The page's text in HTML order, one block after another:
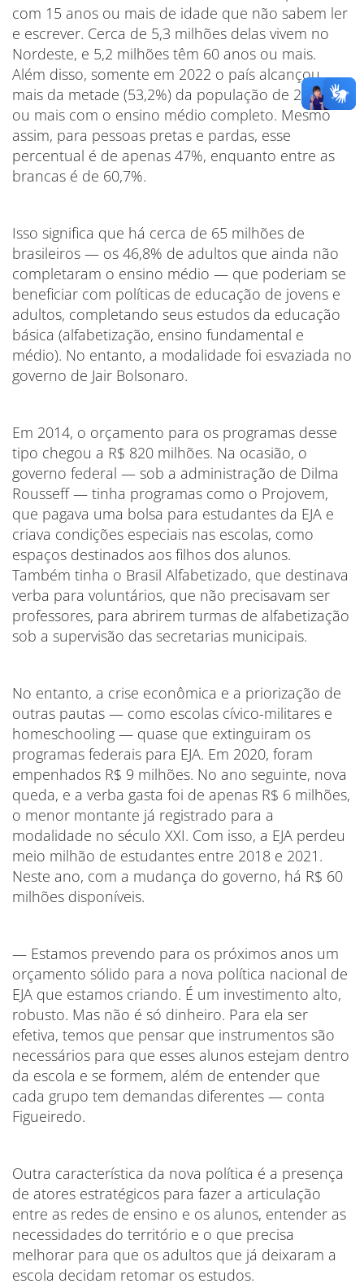
com 15 anos ou mais de idade que não sabem ler
e escrever. Cerca de 5,3 milhões delas vivem no
Nordeste, e 5,2 milhões têm 60 anos ou mais.
Além disso, somente em 2022 o país alcançou
mais da metade (53,2%) da população de 25 anos
ou mais com o ensino médio completo. Mesmo
assim, para pessoas pretas e pardas, esse
percentual é de apenas 47%, enquanto entre as
brancas é de 60,7%.
Isso significa que há cerca de 65 milhões de
brasileiros — os 46,8% de adultos que ainda não
completaram o ensino médio — que poderiam se
beneficiar com políticas de educação de jovens e
adultos, completando seus estudos da educação
básica (alfabetização, ensino fundamental e
médio). No entanto, a modalidade foi esvaziada no
governo de Jair Bolsonaro.
Em 2014, o orçamento para os programas desse
tipo chegou a R$ 820 milhões. Na ocasião, o
governo federal — sob a administração de Dilma
Rousseff — tinha programas como o Projovem,
que pagava uma bolsa para estudantes da EJA e
criava condições especiais nas escolas, como
espaços destinados aos filhos dos alunos.
Também tinha o Brasil Alfabetizado, que destinava
verba para voluntários, que não precisavam ser
professores, para abrirem turmas de alfabetização
sob a supervisão das secretarias municipais.
No entanto, a crise econômica e a priorização de
outras pautas — como escolas cívico-militares e
homeschooling — quase que extinguiram os
programas federais para EJA. Em 2020, foram
empenhados R$ 9 milhões. No ano seguinte, nova
queda, e a verba gasta foi de apenas R$ 6 milhões,
o menor montante já registrado para a
modalidade no século XXI. Com isso, a EJA perdeu
meio milhão de estudantes entre 2018 e 2021.
Neste ano, com a mudança do governo, há R$ 60
milhões disponíveis.
— Estamos prevendo para os próximos anos um
orçamento sólido para a nova política nacional de
EJA que estamos criando. É um investimento alto,
robusto. Mas não é só dinheiro. Para ela ser
efetiva, temos que pensar que instrumentos são
necessários para que esses alunos estejam dentro
da escola e se formem, além de entender que
cada grupo tem demandas diferentes — conta
Figueiredo.
Outra característica da nova política é a presença
de atores estratégicos para fazer a articulação
entre as redes de ensino e os alunos, entender as
necessidades do território e o que precisa
melhorar para que os adultos que já deixaram a
escola decidam retomar os estudos.